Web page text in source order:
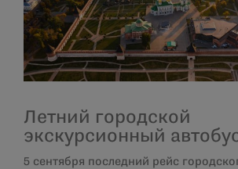
Летний городской
экскурсионный
5 сентября последний рейс